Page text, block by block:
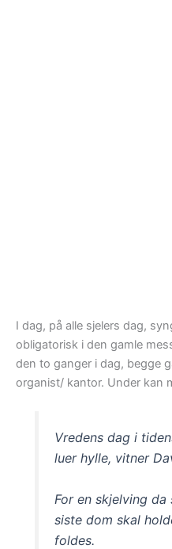
I dag, på alle sjelers dag,
obligatorisk i den gamle
den to ganger i dag, begge
organist/ kantor. Under kan
Vredens dag i
luer hylle, vitner
For en skjelving
siste dom skal
foldes.